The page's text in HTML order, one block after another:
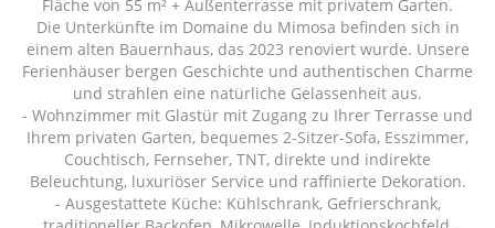
Fläche von 55 m² + Außenterrasse mit privatem Garten.
Die Unterkünfte im Domaine du Mimosa befinden sich in
einem alten Bauernhaus, das 2023 renoviert wurde. Unsere
Ferienhäuser bergen Geschichte und authentischen Charme
und strahlen eine natürliche Gelassenheit aus.
- Wohnzimmer mit Glastür mit Zugang zu Ihrer Terrasse und
Ihrem privaten Garten, bequemes 2-Sitzer-Sofa, Esszimmer,
Couchtisch, Fernseher, TNT, direkte und indirekte
Beleuchtung, luxuriöser Service und raffinierte Dekoration.
- Ausgestattete Küche: Kühlschrank, Gefrierschrank,